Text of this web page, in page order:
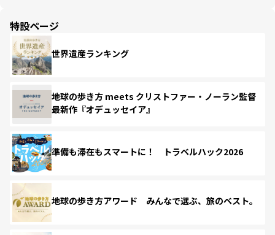
特設ページ
世界遺産ランキング
地球の歩き方 meets クリストファー・ノーラン監督
最新作『オデュッセイア』
準備も滞在もスマートに！ トラベルハック2026
地球の歩き方アワード みんなで選ぶ、旅のベスト。